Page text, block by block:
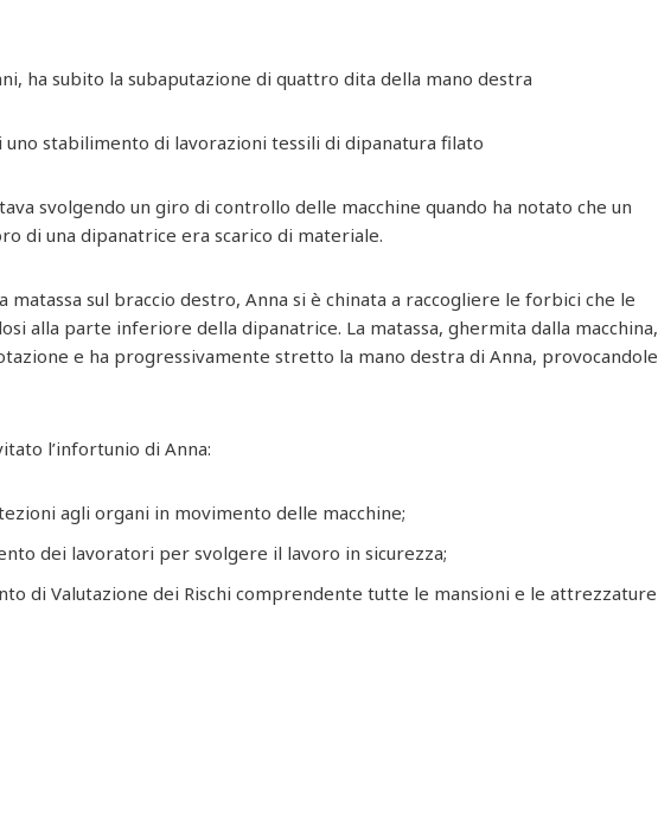
ha subito la subaputazione di quattro dita della mano destra
uno stabilimento di lavorazioni tessili di dipanatura filato
svolgendo un giro di controllo delle macchine quando ha notato che un
di una dipanatrice era scarico di materiale.
matassa sul braccio destro, Anna si è chinata a raccogliere le forbici che le
alla parte inferiore della dipanatrice. La matassa, ghermita dalla macchina,
e ha progressivamente stretto la mano destra di Anna, provocandole
l’infortunio di Anna:
agli organi in movimento delle macchine;
dei lavoratori per svolgere il lavoro in sicurezza;
di Valutazione dei Rischi comprendente tutte le mansioni e le attrezzature